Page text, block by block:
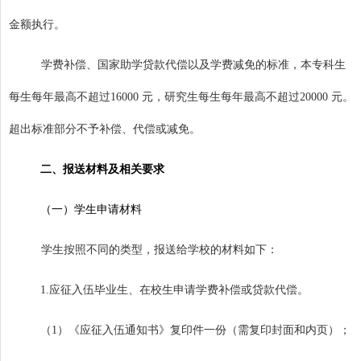
金额执行。
学费补偿、国家助学贷款代偿以及学费减免的标准，本专科生
每生每年最高不超过16000 元，研究生每生每年最高不超过20000 元。
超出标准部分不予补偿、代偿或减免。
二、报送材料及相关要求
（一）学生申请材料
学生按照不同的类型，报送给学校的材料如下：
1.应征入伍毕业生、在校生申请学费补偿或贷款代偿。
（ 1 ）《应征入伍通知书》复印件一份（需复印封面和内页）；